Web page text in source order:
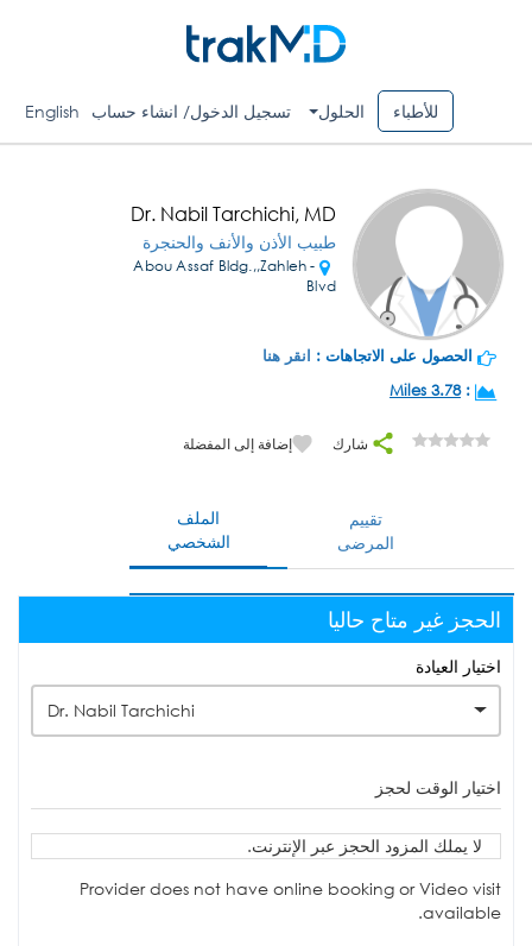
للأطباء الحلول تسجيل الدخول/ انشاء حساب English
Dr. Nabil Tarchichi, MD
طبيب الأذن والأنف والحنجرة
Abou Assaf Bldg.,,Zahleh -
Blvd
الحصول على الاتجاهات : انقر هنا
:
3.78 Miles
شارك إضافة إلى المفضلة
الملف
الشخصي
تقييم
المرضى
الحجز غير متاح حاليا
اختيار العيادة
Dr. Nabil Tarchichi
اختيار الوقت لحجز
لا يملك المزود الحجز عبر الإنترنت.
Provider does not have online booking or Video visit
available.